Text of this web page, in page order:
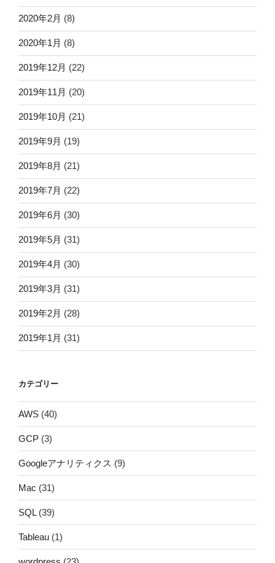
2020年2月 (8)
2020年1月 (8)
2019年12月 (22)
2019年11月 (20)
2019年10月 (21)
2019年9月 (19)
2019年8月 (21)
2019年7月 (22)
2019年6月 (30)
2019年5月 (31)
2019年4月 (30)
2019年3月 (31)
2019年2月 (28)
2019年1月 (31)
カテゴリー
AWS (40)
GCP (3)
Googleアナリティクス (9)
Mac (31)
SQL(39)
Tableau (1)